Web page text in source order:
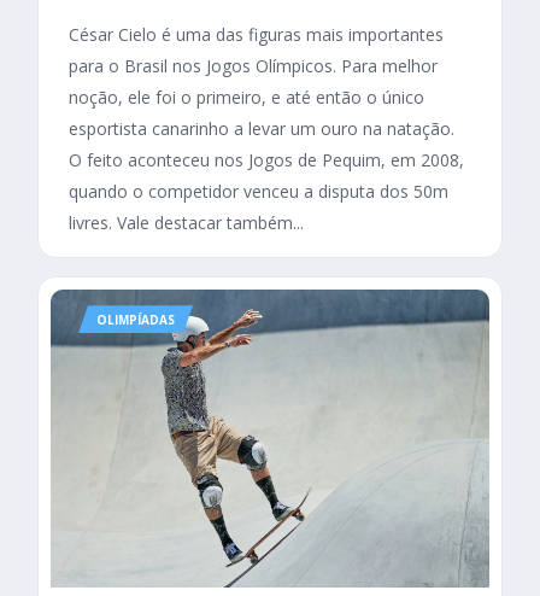
César Cielo é uma das figuras mais importantes
para o Brasil nos Jogos Olímpicos. Para melhor
noção, ele foi o primeiro, e até então o único
esportista canarinho a levar um ouro na natação.
O feito aconteceu nos Jogos de Pequim, em 2008,
quando o competidor venceu a disputa dos 50m
livres. Vale destacar também...
OLIMPÍADAS